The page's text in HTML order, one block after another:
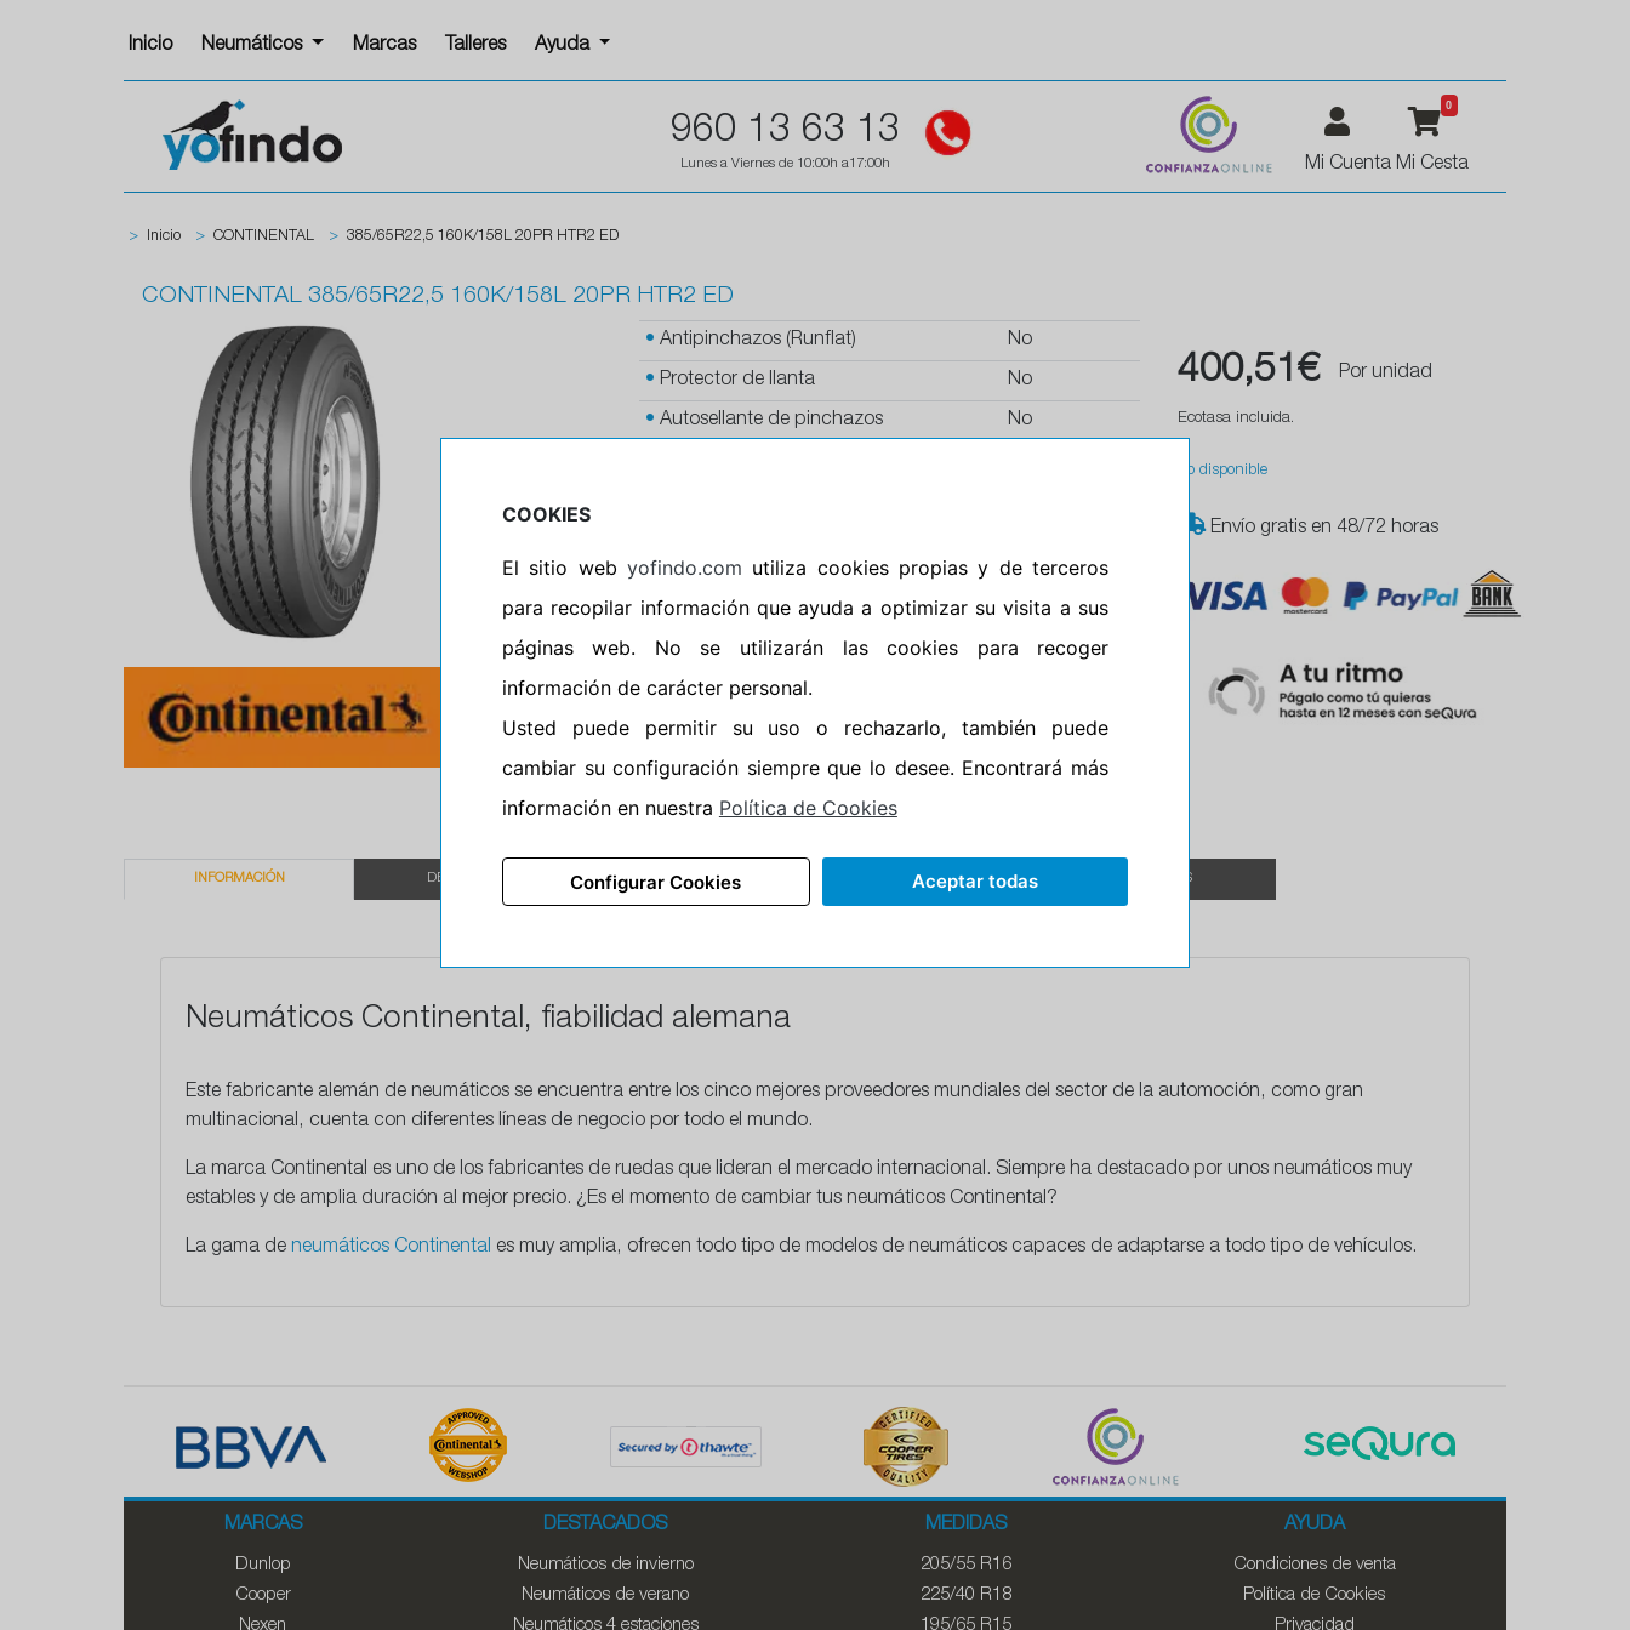
Inicio Neumáticos Marcas Talleres Ayuda
960 13 63 13
Lunes a Viernes de 10:00h a17:00h Mi Cuenta
0
Mi Cesta
> Inicio > CONTINENTAL > 385/65R22,5 160K/158L 20PR HTR2 ED
CONTINENTAL 385/65R22,5 160K/158L 20PR HTR2 ED
• Antipinchazos (Runflat) No
• Protector de llanta No
• Autosellante de pinchazos No
•Banda blanca No
• No
Calidad PREMIUM
•P.O.R.
•Oportunidad No
400,51€ Por unidad
Ecotasa incluida.
No disponible
Envío gratis en 48/72 horas
INFORMACIÓN DESCRIPCIÓN CARACTERÍSTICAS RECOMENDADO TALLERES
Neumáticos Continental, fiabilidad alemana
Este fabricante alemán de neumáticos se encuentra entre los cinco mejores proveedores mundiales del sector de la automoción, como gran
multinacional, cuenta con diferentes líneas de negocio por todo el mundo.
La marca Continental es uno de los fabricantes de ruedas que lideran el mercado internacional. Siempre ha destacado por unos neumáticos muy
estables y de amplia duración al mejor precio. ¿Es el momento de cambiar tus neumáticos Continental?
La gama de neumáticos Continental es muy amplia, ofrecen todo tipo de modelos de neumáticos capaces de adaptarse a todo tipo de vehículos.
MARCAS
Dunlop
Cooper
Nexen
DESTACADOS
Neumáticos de invierno
Neumáticos de verano
Neumáticos 4 estaciones
MEDIDAS
205/55 R16
225/40 R18
195/65 R15
AYUDA
Condiciones de venta
Política de Cookies
Privacidad
COOKIES
El sitio web yofindo.com utiliza cookies propias y de terceros
para recopilar información que ayuda a optimizar su visita a sus
páginas web. No se utilizarán las cookies para recoger
información de carácter personal.
Usted puede permitir su uso o rechazarlo, también puede
cambiar su configuración siempre que lo desee. Encontrará más
información en nuestra Política de Cookies
Configurar Cookies Aceptar todas